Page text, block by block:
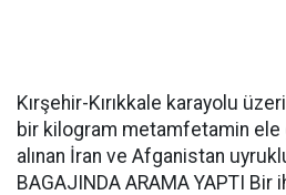
Kırşehir-Kırıkkale karayolu
bir kilogram metamfetamin ele
alınan İran ve Afganistan
BAGAJINDA ARAMA YAPTI Bir